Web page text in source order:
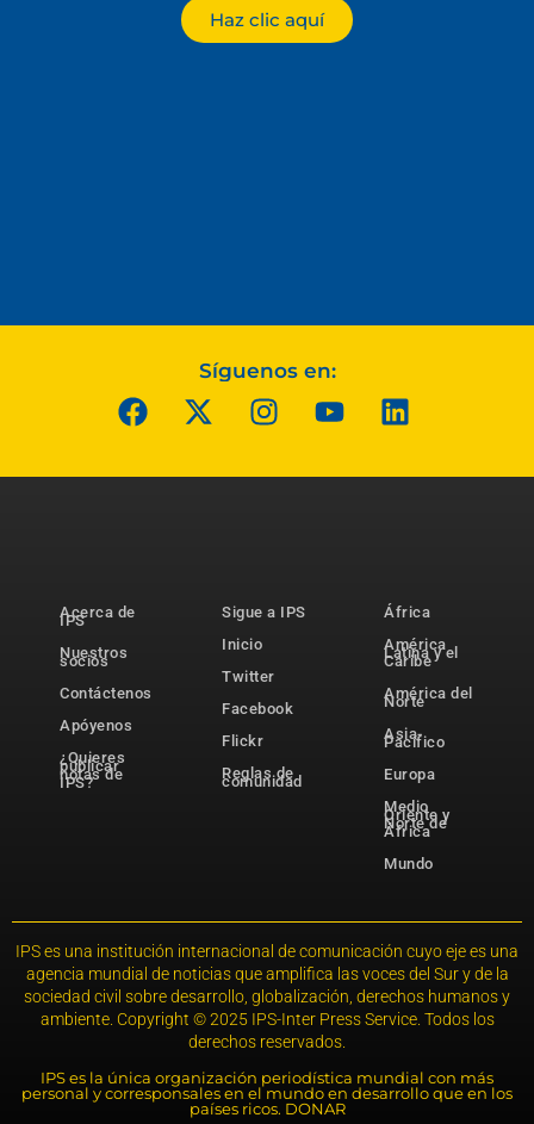
Haz clic aquí
Síguenos en:
Acerca de
IPS
Nuestros
socios
Contáctenos
Apóyenos
¿Quieres
publicar
notas de
IPS?
Sigue a IPS
Inicio
Twitter
Facebook
Flickr
Reglas de
comunidad
África
América
Latina y el
Caribe
América del
Norte
Asia-
Pacífico
Europa
Medio
Oriente y
Norte de
África
Mundo
IPS es una institución internacional de comunicación cuyo eje es una
agencia mundial de noticias que amplifica las voces del Sur y de la
sociedad civil sobre desarrollo, globalización, derechos humanos y
ambiente. Copyright © 2025 IPS-Inter Press Service. Todos los
derechos reservados.
IPS es la única organización periodística mundial con más
personal y corresponsales en el mundo en desarrollo que en los
países ricos. DONAR